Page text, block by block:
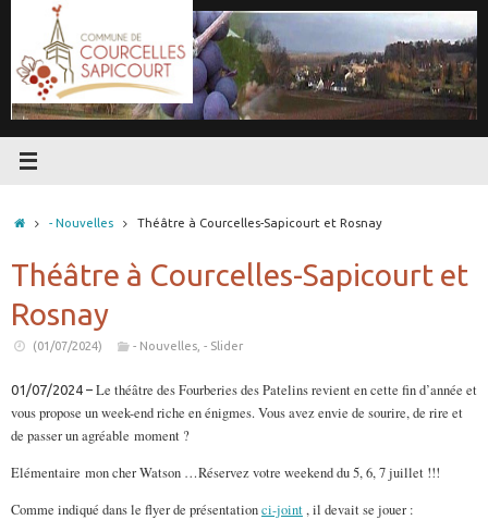
contenu
Accueil
- Nouvelles Théâtre à Courcelles-Sapicourt et Rosnay
Théâtre à Courcelles-Sapicourt et
Rosnay
(01/07/2024) - Nouvelles ,- Slider
01/07/2024 – Le théâtre des Fourberies des Patelins revient en cette fin d’année et
vous propose un week-end riche en énigmes.Vous avez envie de sourire, de rire et
de passer un agréable moment ?
Elémentaire mon cher Watson …Réservez votre weekend du 5, 6, 7 juillet !!!
Comme indiqué dans le flyer de présentationci-joint, il devait se jouer :